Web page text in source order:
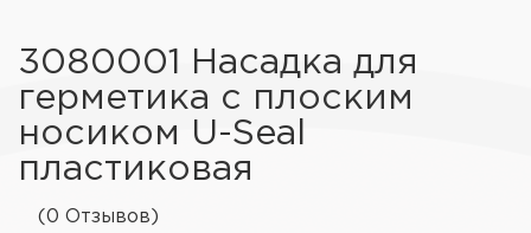
3080001 Насадка для
герметика с плоским
носиком U-Seal
пластиковая
(0 Отзывов)